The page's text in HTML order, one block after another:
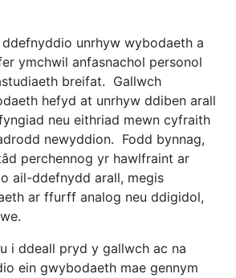
unrhyw wybodaeth a
ymchwil anfasnachol personol
breifat. Gallwch
hefyd at unrhyw ddiben arall
neu eithriad mewn cyfraith
newyddion. Fodd bynnag,
perchennog yr hawlfraint ar
ail-ddefnydd arall, megis
ar ffurff analog neu ddigidol,
i ddeall pryd y gallwch ac na
ein gwybodaeth mae gennym